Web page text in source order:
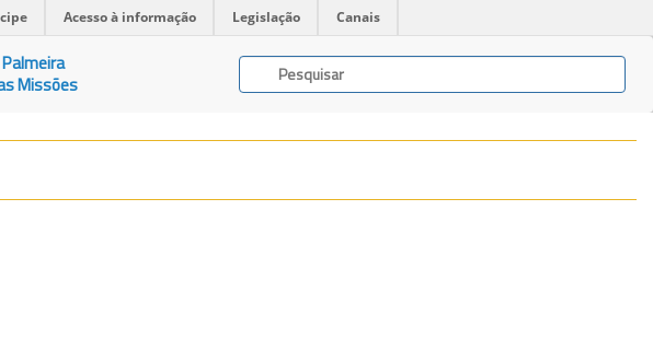
Acesso à informação Legislação Canais
Palmeira
Missões